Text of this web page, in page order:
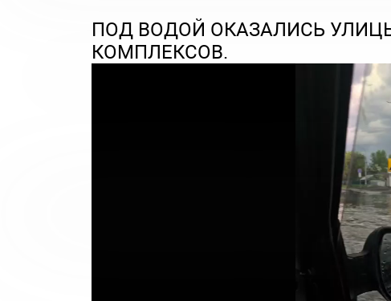
ПОД ВОДОЙ ОКАЗАЛИСЬ
КОМПЛЕКСОВ.